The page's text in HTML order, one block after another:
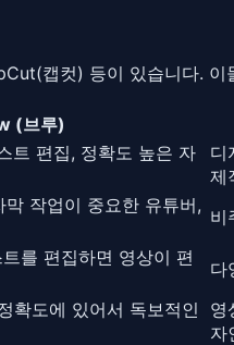
캡컷) 등이 있습니다. 이
(브루)
트 편집, 정확도 높은 자
디
제
작업이 중요한 유튜버,
비
를 편집하면 영상이 편
다
확도에 있어서 독보적인
영
자